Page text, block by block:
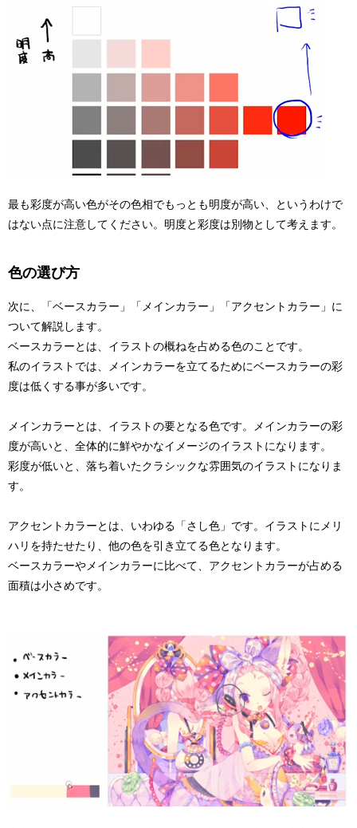
最も彩度が高い色がその色相でもっとも明度が高い、というわけで
はない点に注意してください。明度と彩度は別物として考えます。
色の選び方
次に、「ベースカラー」「メインカラー」「アクセントカラー」に
ついて解説します。
ベースカラーとは、イラストの概ねを占める色のことです。
私のイラストでは、メインカラーを立てるためにベースカラーの彩
度は低くする事が多いです。
メインカラーとは、イラストの要となる色です。メインカラーの彩
度が高いと、全体的に鮮やかなイメージのイラストになります。
彩度が低いと、落ち着いたクラシックな雰囲気のイラストになりま
す。
アクセントカラーとは、いわゆる「さし色」です。イラストにメリ
ハリを持たせたり、他の色を引き立てる色となります。
ベースカラーやメインカラーに比べて、アクセントカラーが占める
面積は小さめです。